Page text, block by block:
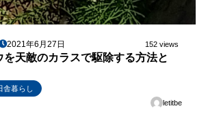
2021年6月27日 152 views
を天敵のカラスで駆除する方法と
舎暮らし
letitbe